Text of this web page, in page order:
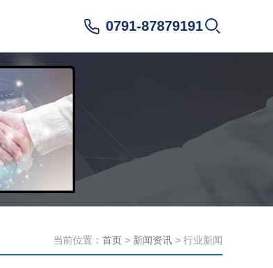
0791-87879191
当前位置： 首页 > 新闻资讯 > 行业新闻